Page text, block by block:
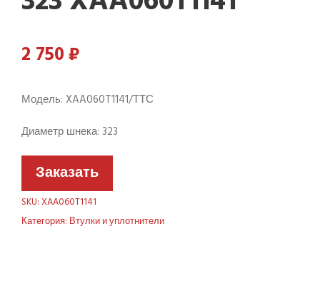
2 750₽
Модель: XAA060T1141/ТТС
Диаметр шнека: 323
Заказать
SKU:XAA060T1141
Категория: Втулки и уплотнители